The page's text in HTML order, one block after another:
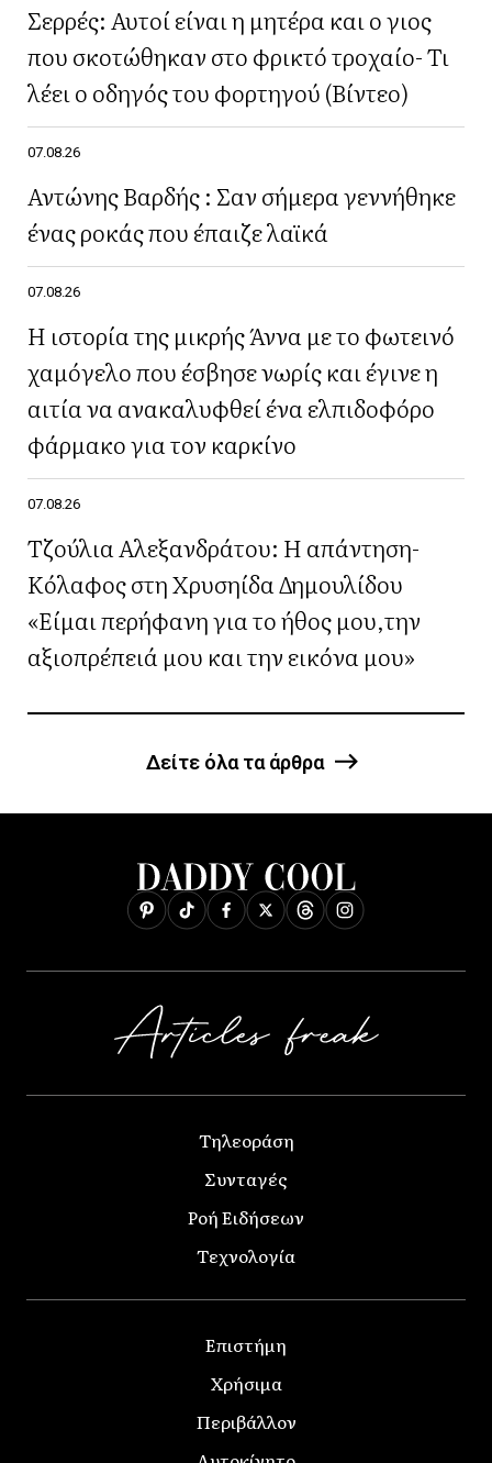
Σερρές: Αυτοί είναι η μητέρα και ο γιος
που σκοτώθηκαν στο φρικτό τροχαίο- Τι
λέει ο οδηγός του φορτηγού (Βίντεο)
07.08.26
Αντώνης Βαρδής : Σαν σήμερα γεννήθηκε
ένας ροκάς που έπαιζε λαϊκά
07.08.26
Η ιστορία της μικρής Άννα με το φωτεινό
χαμόγελο που έσβησε νωρίς και έγινε η
αιτία να ανακαλυφθεί ένα ελπιδοφόρο
φάρμακο για τον καρκίνο
07.08.26
Τζούλια Αλεξανδράτου: Η απάντηση-
Κόλαφος στη Χρυσηίδα Δημουλίδου
«Είμαι περήφανη για το ήθος μου,την
αξιοπρέπειά μου και την εικόνα μου»
Δείτε όλα τα άρθρα
Τηλεοράση
Συνταγές
Ροή Ειδήσεων
Τεχνολογία
Επιστήμη
Χρήσιμα
Περιβάλλον